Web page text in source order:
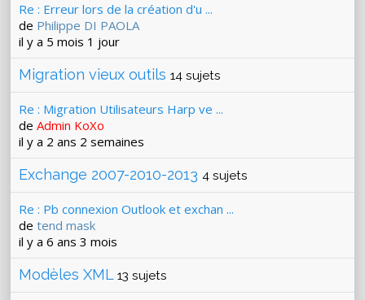
Re : Erreur lors de la création d'u ...
de Philippe DI PAOLA
il y a 5 mois 1 jour
Migration vieux outils 14 sujets
Re : Migration Utilisateurs Harp ve ...
de Admin KoXo
il y a 2 ans 2 semaines
Exchange 2007-2010-2013 4 sujets
Re : Pb connexion Outlook et exchan ...
de tend mask
il y a 6 ans 3 mois
Modèles XML 13 sujets